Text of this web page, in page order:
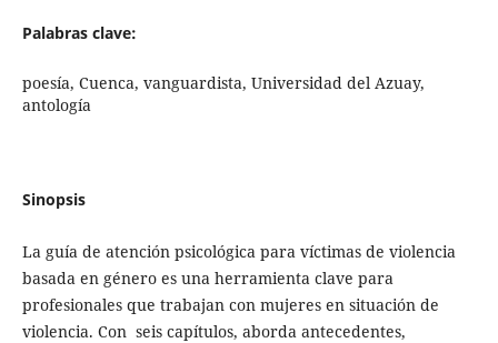
Palabras clave:
poesía, Cuenca, vanguardista, Universidad del Azuay,
antología
Sinopsis
La guía de atención psicológica para víctimas de violencia
basada en género es una herramienta clave para
profesionales que trabajan con mujeres en situación de
violencia. Con seis capítulos, aborda antecedentes,